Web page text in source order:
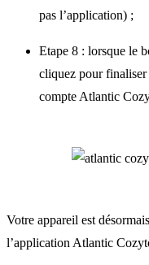
pas l’application) ;
Etape 8 : lorsque le
cliquez pour finaliser
compte Atlantic
Votre appareil est
l’application Atlantic